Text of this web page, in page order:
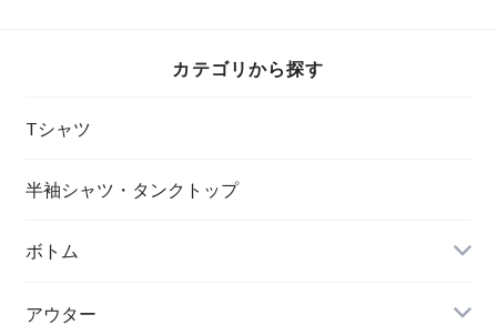
カテゴリから探す
Tシャツ
半袖シャツ・タンクトップ
ボトム
アウター